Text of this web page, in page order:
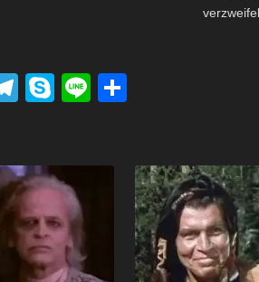
T
gr
a
m
S
e
Li
n